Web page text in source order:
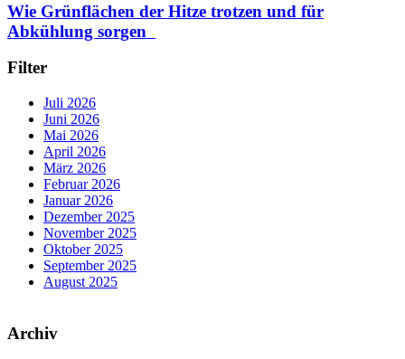
Wie Grünflächen der Hitze trotzen und für
Abkühlung sorgen
Filter
Juli 2026
Juni 2026
Mai 2026
April 2026
März 2026
Februar 2026
Januar 2026
Dezember 2025
November 2025
Oktober 2025
September 2025
August 2025
Archiv